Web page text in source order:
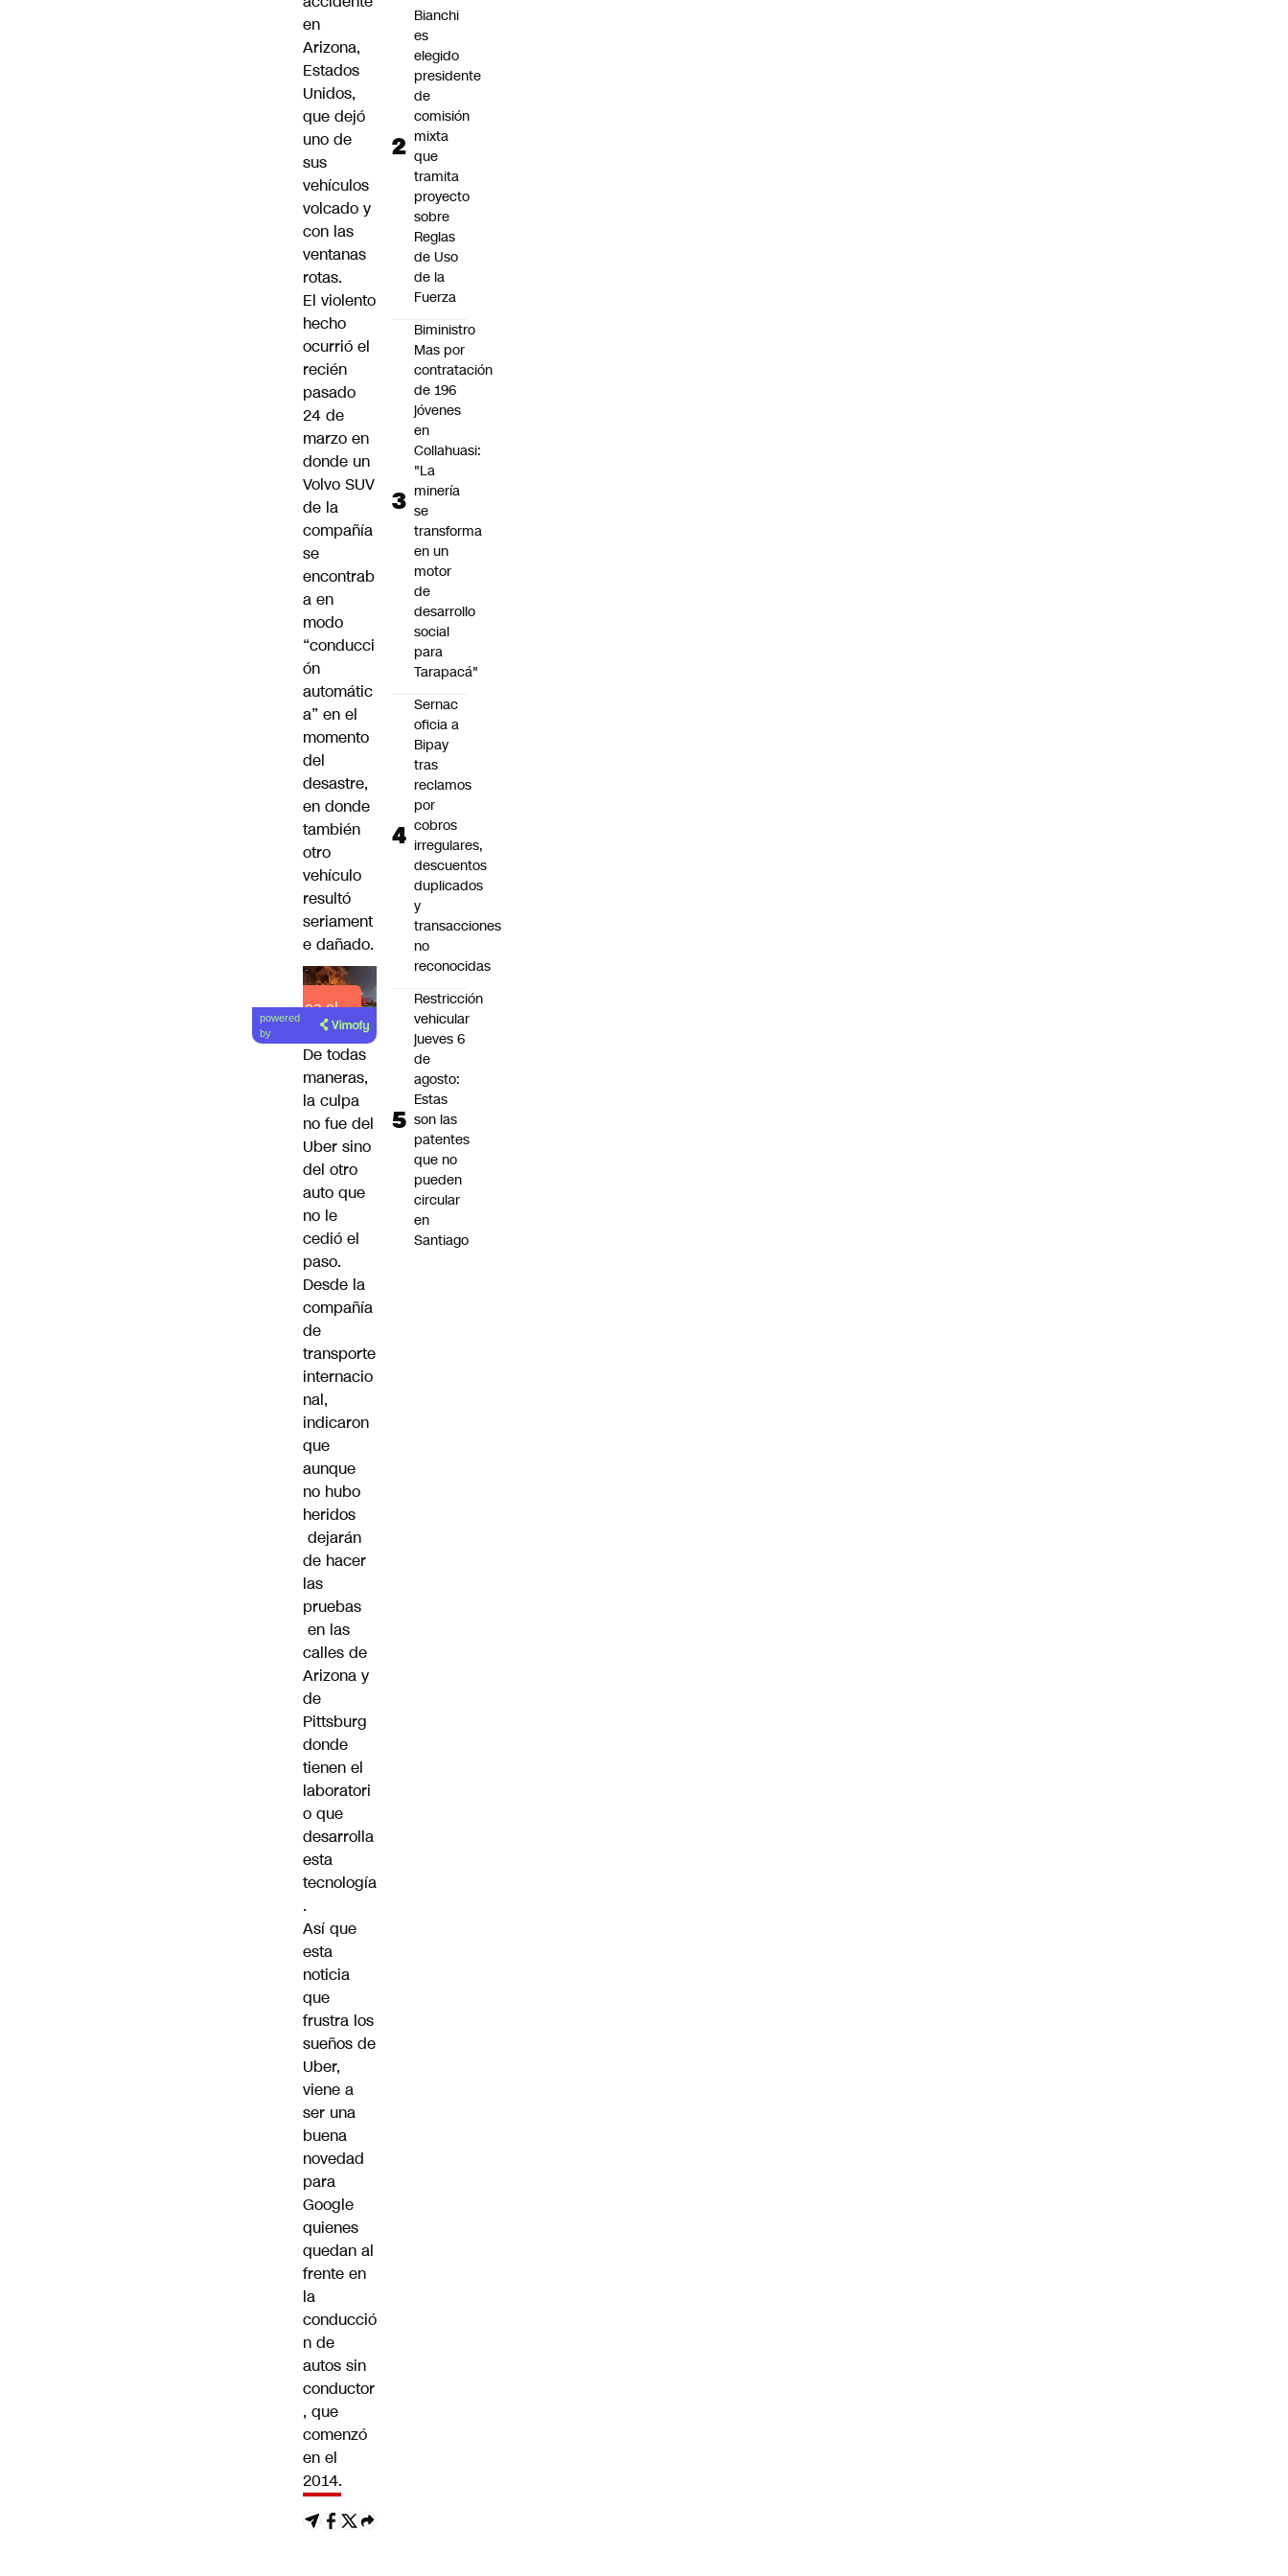
en
Arizona,
Estados
Unidos,
que dejó
uno de
sus
vehículos
volcado y
con las
ventanas
rotas.
El violento
hecho
ocurrió el
recién
pasado
24 de
marzo en
donde un
Volvo SUV
de la
compañía
se
encontrab
a en
modo
“conducci
ón
automátic
a” en el
momento
del
desastre,
en donde
también
otro
vehículo
resultó
seriament
e dañado.
Lea el
artículo
powered
by
De todas
maneras,
la culpa
no fue del
Uber sino
del otro
auto que
no le
cedió el
paso.
Desde la
compañía
de
transporte
internacio
nal,
indicaron
que
aunque
no hubo
heridos
dejarán
de hacer
las
pruebas
en las
calles de
Arizona y
de
Pittsburg
donde
tienen el
laboratori
o que
desarrolla
esta
tecnología
.
Así que
esta
noticia
que
frustra los
sueños de
Uber,
viene a
ser una
buena
novedad
para
Google
quienes
quedan al
frente en
la
conducció
n de
autos sin
conductor
, que
comenzó
en el
2014.
Bianchi
es
elegido
presidente
de
comisión
mixta
que
tramita
proyecto
sobre
Reglas
de Uso
de la
Fuerza
Biministro
Mas por
contratación
de 196
jóvenes
en
Collahuasi:
"La
minería
se
transforma
en un
motor
de
desarrollo
social
para
Tarapacá"
Sernac
oficia a
Bipay
tras
reclamos
por
cobros
irregulares,
descuentos
duplicados
y
transacciones
no
reconocidas
Restricción
vehicular
jueves 6
de
agosto:
Estas
son las
patentes
que no
pueden
circular
en
Santiago